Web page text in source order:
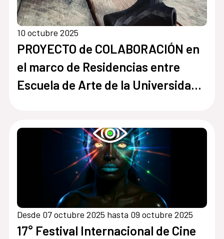
10 octubre 2025
PROYECTO de COLABORACIÓN en
el marco de Residencias entre
Escuela de Arte de la Universidad
el Festival Ex Abrupto (España)
Desde 07 octubre 2025 hasta 09 octubre 2025
17° Festival Internacional de Cine